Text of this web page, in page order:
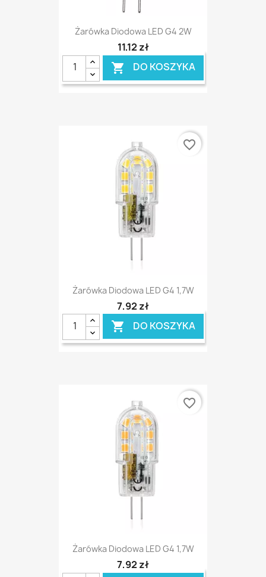
Żarówka Diodowa LED G4 2W
11,12 zł
 DO KOSZYKA
Żarówka Diodowa LED G4 1,7W
7,92 zł
 DO KOSZYKA
favorite_border
Żarówka Diodowa LED G4 1,7W
7,92 zł
favorite_border